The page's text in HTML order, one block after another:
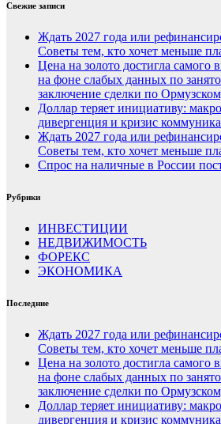
Свежие записи
Ждать 2027 года или
Советы тем, кто хочет меньше
Цена на золото достигла самого
на фоне слабых данных по
заключение сделки по
Доллар теряет инициативу:
дивергенция и кризис
Ждать 2027 года или
Советы тем, кто хочет меньше
Спрос на наличные в России
Рубрики
ИНВЕСТИЦИИ
НЕДВИЖИМОСТЬ
ФОРЕКС
ЭКОНОМИКА
Последние
Ждать 2027 года или
Советы тем, кто хочет меньше
Цена на золото достигла самого
на фоне слабых данных по
заключение сделки по
Доллар теряет инициативу:
дивергенция и кризис